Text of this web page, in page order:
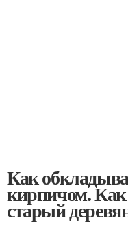
Как
кирпичом.
старый